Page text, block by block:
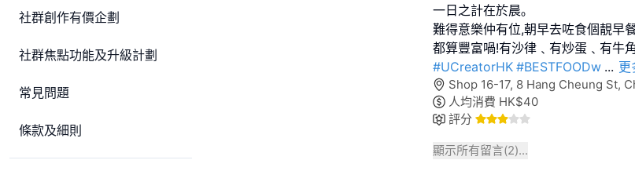
社群創作有價企劃
社群焦點功能及升級計劃
常見問題
條款及細則
一日之計在於晨｡
難得意樂仲有位,朝早去咗食個靚
#UCreatorHK #BESTFOODw ... 更
Shop 16-17, 8 Hang Cheung St,
人均消費 HK$40
評分
顯示所有留言(2)...